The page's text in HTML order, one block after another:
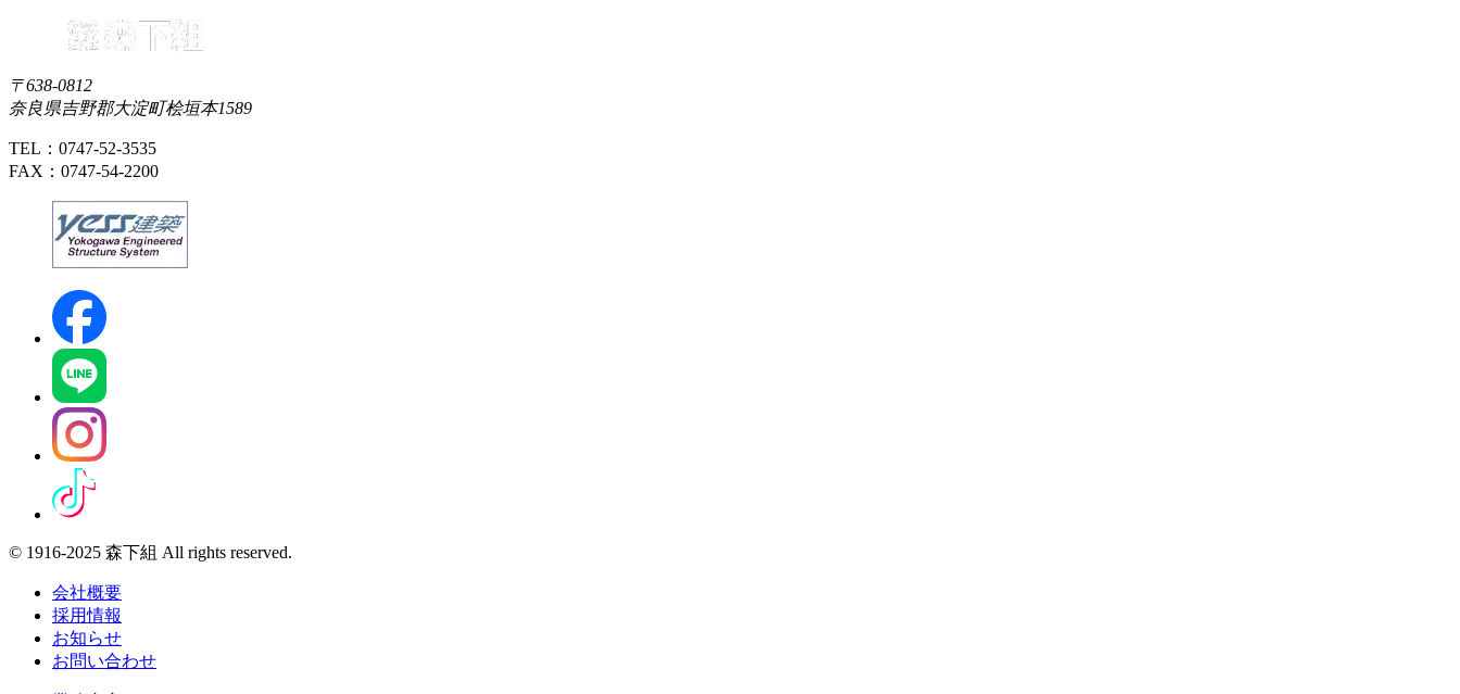
〒638-0812
奈良県吉野郡大淀町桧垣本1589
TEL：0747-52-3535
FAX：0747-54-2200
© 1916-2025 森下組 All rights reserved.
会社概要
採用情報
お知らせ
お問い合わせ